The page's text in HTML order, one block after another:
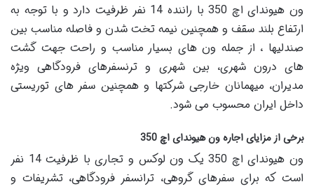
ون هیوندای اچ 350 با راننده 14 نفر ظرفیت دارد و با توجه به
ارتفاع بلند سقف و همچنین نیمه تخت شدن و فاصله مناسب بین
صندلیها ، از جمله ون های بسیار مناسب و راحت جهت گشت
های درون شهری، بین شهری و ترنسفرهای فرودگاهی ویژه
مدیران، میهمانان خارجی شرکتها و همچنین سفر های توریستی
داخل ایران محسوب می شود.
برخی از مزایای اجاره ون هیوندای اچ 350
ون هیوندای اچ 350 یک ون لوکس و تجاری با ظرفیت 14 نفر
است که برای سفرهای گروهی، ترانسفر فرودگاهی، تشریفات و